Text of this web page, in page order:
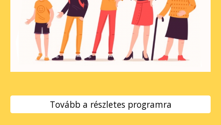
Tovább a részletes programra